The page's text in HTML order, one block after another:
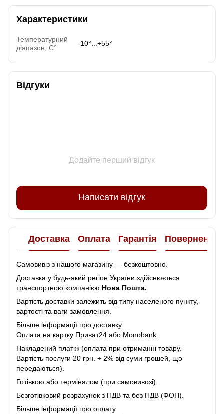
Характеристики
Температурний
діапазон, C°
-10°...+55°
Відгуки
Додайте перший відгук
Написати відгук
Доставка Оплата Гарантія Повернення
Самовивіз з нашого магазину — безкоштовно.
Доставка у будь-який регіон України здійснюється
транспортною компанією Нова Пошта.
Вартість доставки залежить від типу населеного пункту,
вартості та ваги замовлення.
Більше інформації про доставку
Оплата на картку Приват24 або Monobank.
Накладений платіж (оплата при отриманні товару.
Вартість послуги 20 грн. + 2% від суми грошей, що
передаються).
Готівкою або терміналом (при самовивозі).
Безготівковий розрахунок з ПДВ та без ПДВ (ФОП).
Більше інформації про оплату